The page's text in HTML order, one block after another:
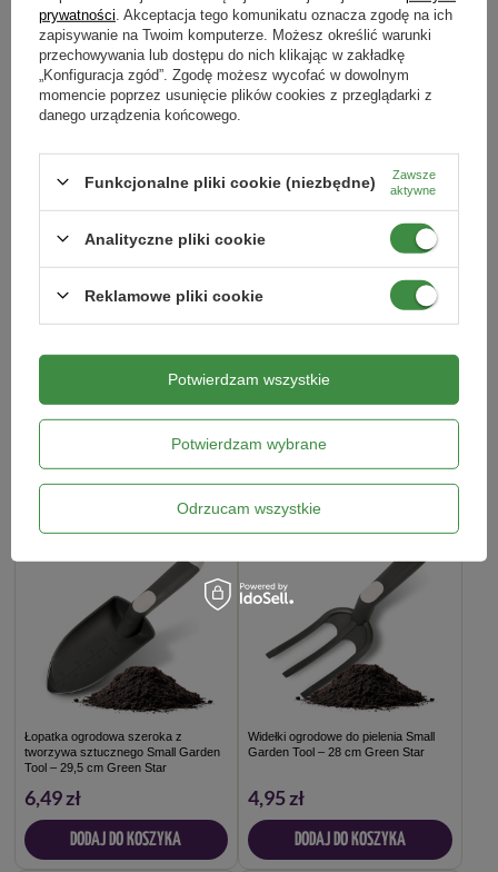
DODAJ DO KOSZYKA DODAJ DO KOSZYKA
DODAJ DO KOSZYKA
10,89 zł
Łopatka ogrodowa szeroka z
tworzywa sztucznego Small Garden
Tool – 29,5 cm Green Star
6,49 zł
DODAJ DO KOSZYKA
Widełki ogrodowe do pielenia Small
Garden Tool – 28 cm Green Star
4,95 zł
DODAJ DO KOSZYKA
prywatności . Akceptacja tego komunikatu oznacza zgodę na ich
zapisywanie na Twoim komputerze. Możesz określić warunki
przechowywania lub dostępu do nich klikając w zakładkę
„Konfiguracja zgód”. Zgodę możesz wycofać w dowolnym
momencie poprzez usunięcie plików cookies z przeglądarki z
danego urządzenia końcowego.
Funkcjonalne pliki cookie (niezbędne)
Zawsze
aktywne
Analityczne pliki cookie
Reklamowe pliki cookie
Potwierdzam wybrane
Odrzucam wszystkie
Potwierdzam wszystkie